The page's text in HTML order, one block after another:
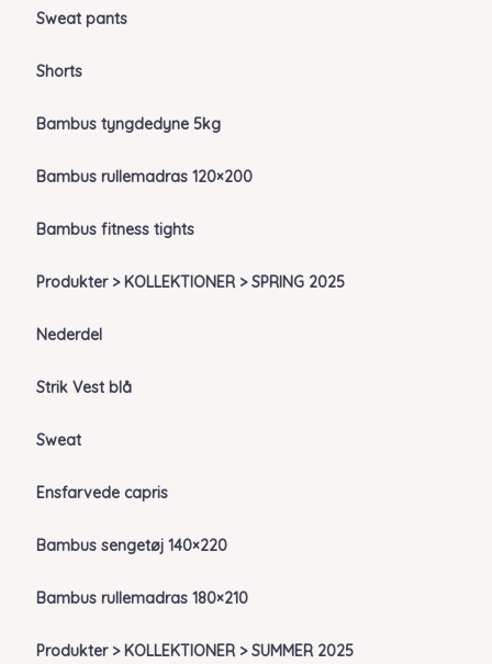
Sweat pants
Shorts
Bambus tyngdedyne 5kg
Bambus rullemadras 120×200
Bambus fitness tights
Produkter > KOLLEKTIONER > SPRING 2025
Nederdel
Strik Vest blå
Sweat
Ensfarvede capris
Bambus sengetøj 140×220
Bambus rullemadras 180×210
Produkter > KOLLEKTIONER > SUMMER 2025